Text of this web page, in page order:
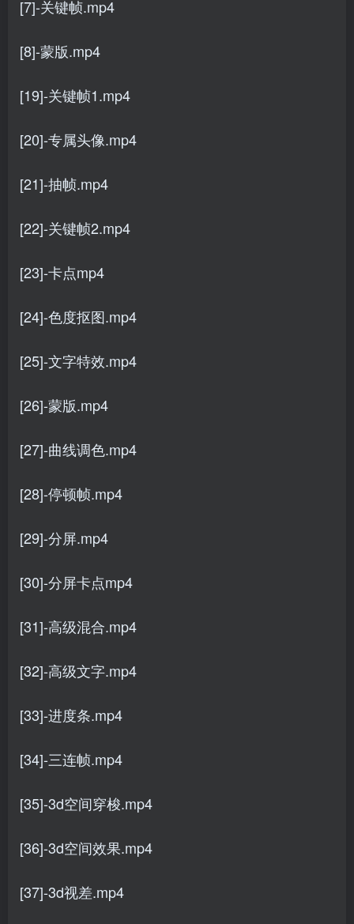
[7]-关键帧.mp4
[8]-蒙版.mp4
[19]-关键帧1.mp4
[20]-专属头像.mp4
[21]-抽帧.mp4
[22]-关键帧2.mp4
[23]-卡点mp4
[24]-色度抠图.mp4
[25]-文字特效.mp4
[26]-蒙版.mp4
[27]-曲线调色.mp4
[28]-停顿帧.mp4
[29]-分屏.mp4
[30]-分屏卡点mp4
[31]-高级混合.mp4
[32]-高级文字.mp4
[33]-进度条.mp4
[34]-三连帧.mp4
[35]-3d空间穿梭.mp4
[36]-3d空间效果.mp4
[37]-3d视差.mp4